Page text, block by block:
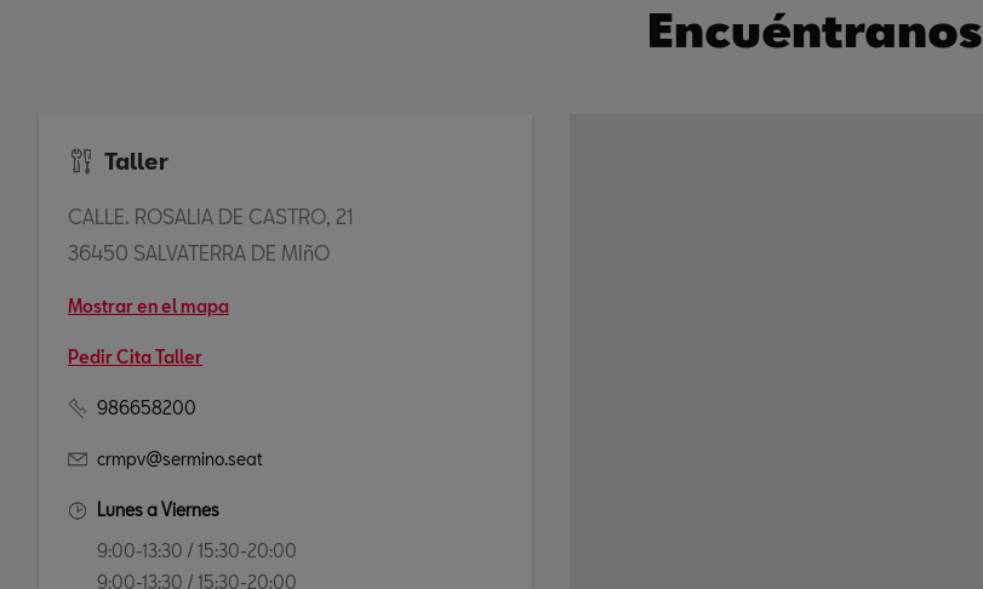
Encuéntranos
Taller
CALLE. ROSALIA DE CASTRO, 21
36450 SALVATERRA DE MIñO
Mostrar en el mapa
Pedir Cita Taller
986658200
crmpv@sermino.seat
Lunes a Viernes
9:00-13:30 / 15:30-20:00
9:00-13:30 / 15:30-20:00